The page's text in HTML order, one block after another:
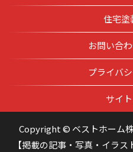
住宅塗
お問い合
プライバ
サイ
Copyright © ベストホーム
【掲載の記事・写真・イラ